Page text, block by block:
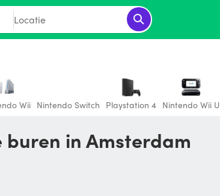
Locatie
Wii Nintendo Switch Playstation 4 Nintendo Wii U
buren in Amsterdam